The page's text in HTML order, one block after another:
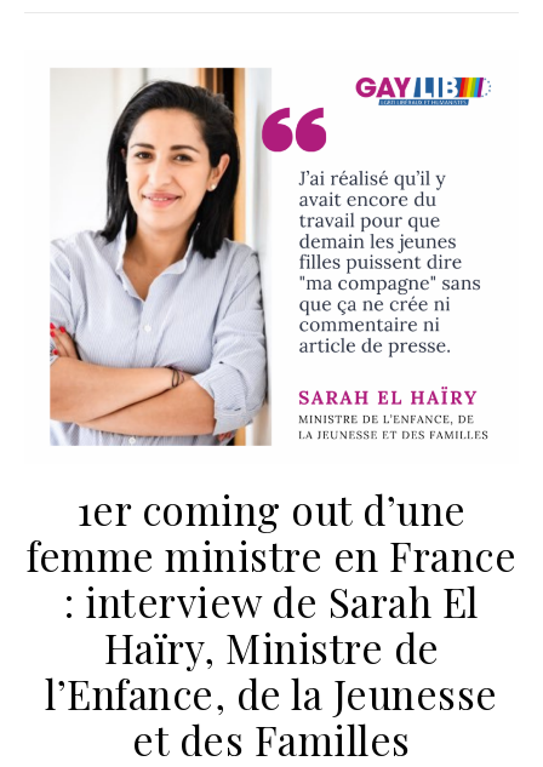
1er coming out d’une
femme ministre en France
: interview de Sarah El
Haïry, Ministre de
l’Enfance, de la Jeunesse
et des Familles